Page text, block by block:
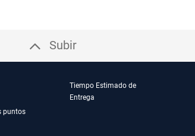
Subir
puntos
Tiempo Estimado de
Entrega